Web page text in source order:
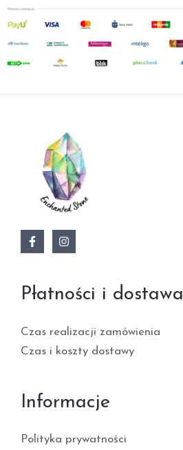
Płatności i dostawa
Czas realizacji zamówienia
Czas i koszty dostawy
Informacje
Polityka prywatności